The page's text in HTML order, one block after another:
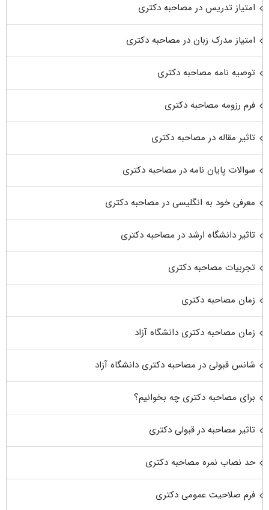
امتیاز تدریس در مصاحبه دکتری
امتیاز مدرک زبان در مصاحبه دکتری
توصیه نامه مصاحبه دکتری
فرم رزومه مصاحبه دکتری
تاثیر مقاله در مصاحبه دکتری
سوالات پایان نامه در مصاحبه دکتری
معرفی خود به انگلیسی در مصاحبه دکتری
تاثیر دانشگاه ارشد در مصاحبه دکتری
تجربیات مصاحبه دکتری
زمان مصاحبه دکتری
زمان مصاحبه دکتری دانشگاه آزاد
شانس قبولی در مصاحبه دکتری دانشگاه آزاد
برای مصاحبه دکتری چه بخوانیم؟
تاثیر مصاحبه در قبولی دکتری
حد نصاب نمره مصاحبه دکتری
فرم صلاحیت عمومی دکتری